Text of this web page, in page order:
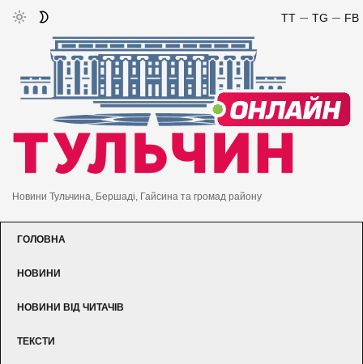
FB
TG
TT
Новини Тульчина, Бершаді, Гайсина та громад району
ГОЛОВНА
НОВИНИ
НОВИНИ ВІД ЧИТАЧІВ
ТЕКСТИ